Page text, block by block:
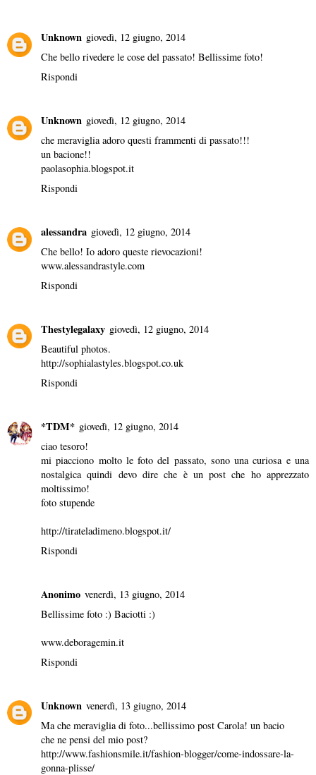
Unknown giovedì, 12 giugno, 2014
Che bello rivedere le cose del passato! Bellissime foto!
Rispondi
Unknown giovedì, 12 giugno, 2014
che meraviglia adoro questi frammenti di passato!!!
un bacione!!
paolasophia.blogspot.it
Rispondi
alessandra giovedì, 12 giugno, 2014
Che bello! Io adoro queste rievocazioni!
www.alessandrastyle.com
Rispondi
Thestylegalaxy giovedì, 12 giugno, 2014
Beautiful photos.
http://sophialastyles.blogspot.co.uk
Rispondi
*TDM* giovedì, 12 giugno, 2014
ciao tesoro!
mi piacciono molto le foto del passato, sono una curiosa e una
nostalgica quindi devo dire che è un post che ho apprezzato
moltissimo!
foto stupende
http://tirateladimeno.blogspot.it/
Rispondi
Anonimo venerdì, 13 giugno, 2014
Bellissime foto :) Baciotti :)
www.deboragemin.it
Rispondi
Unknown venerdì, 13 giugno, 2014
Ma che meraviglia di foto...bellissimo post Carola! un bacio
che ne pensi del mio post?
http://www.fashionsmile.it/fashion-blogger/come-indossare-la-
gonna-plisse/